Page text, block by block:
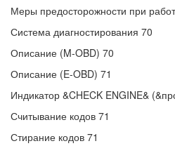
Меры предосторожности при
Система диагностирования 70
Описание (M-OBD) 70
Описание (E-OBD) 71
Индикатор &CHECK ENGINE&
Считывание кодов 71
Стирание кодов 71